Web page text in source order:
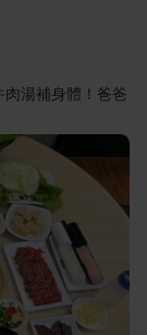
湯補身體！爸爸